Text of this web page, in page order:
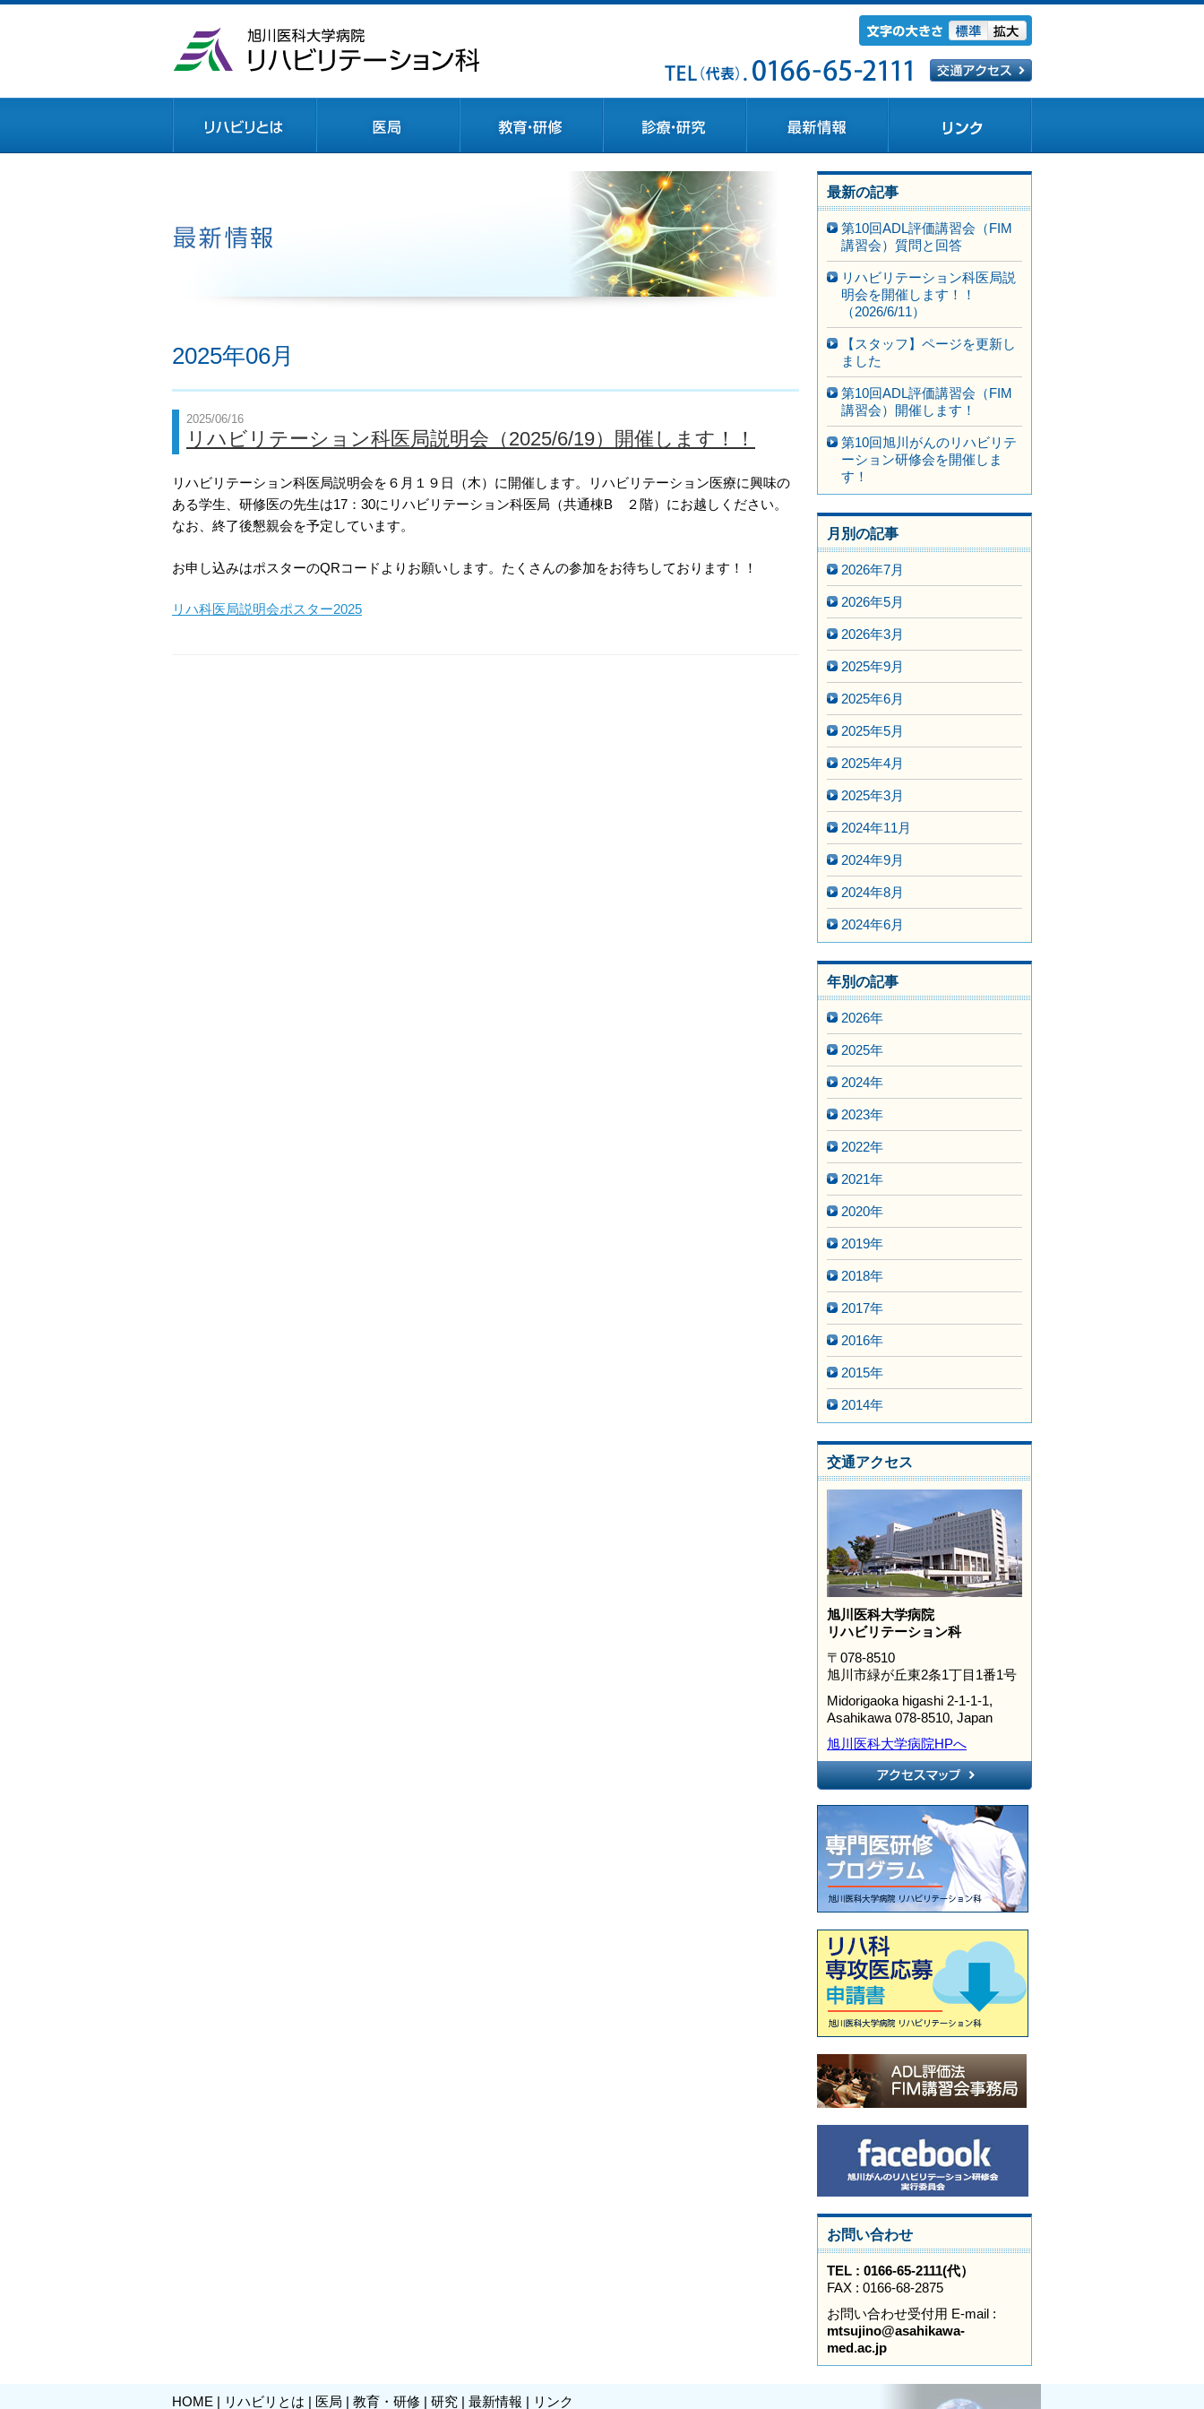
2025年06月
2025/06/16
リハビリテーション科医局説明会（2025/6/19）開催します！！
リハビリテーション科医局説明会を６月１９日（木）に開催します。リハビリテーション医療に興味の
ある学生、研修医の先生は17：30にリハビリテーション科医局（共通棟B ２階）にお越しください。
なお、終了後懇親会を予定しています。
お申し込みはポスターのQRコードよりお願いします。たくさんの参加をお待ちしております！！
リハ科医局説明会ポスター2025
最新の記事
第10回ADL評価講習会（FIM
講習会）質問と回答
リハビリテーション科医局説
明会を開催します！！
（2026/6/11）
【スタッフ】ページを更新し
ました
第10回ADL評価講習会（FIM
講習会）開催します！
第10回旭川がんのリハビリテ
ーション研修会を開催しま
す！
月別の記事
2026年7月
2026年5月
2026年3月
2025年9月
2025年6月
2025年5月
2025年4月
2025年3月
2024年11月
2024年9月
2024年8月
2024年6月
年別の記事
2026年
2025年
2024年
2023年
2022年
2021年
2020年
2019年
2018年
2017年
2016年
2015年
2014年
交通アクセス
旭川医科大学病院
リハビリテーション科
〒078-8510
旭川市緑が丘東2条1丁目1番1号
Midorigaoka higashi 2-1-1-1,
Asahikawa 078-8510, Japan
旭川医科大学病院HPへ
お問い合わせ
TEL : 0166-65-2111(代）
FAX : 0166-68-2875
お問い合わせ受付用 E-mail :
mtsujino@asahikawa-
med.ac.jp
HOME | リハビリとは | 医局 | 教育・研修 | 研究 | 最新情報 | リンク